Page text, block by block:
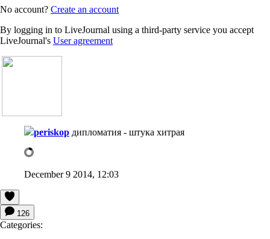
No account? Create an account
By logging in to LiveJournal using a third-party service you accept
LiveJournal's User agreement
periskop дипломатия - штука хитрая
December 9 2014, 12:03
126
Categories: